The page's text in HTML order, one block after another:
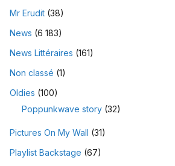
Mr Erudit (38)
News (6 183)
News Littéraires (161)
Non classé (1)
Oldies (100)
Poppunkwave story (32)
Pictures On My Wall (31)
Playlist Backstage (67)